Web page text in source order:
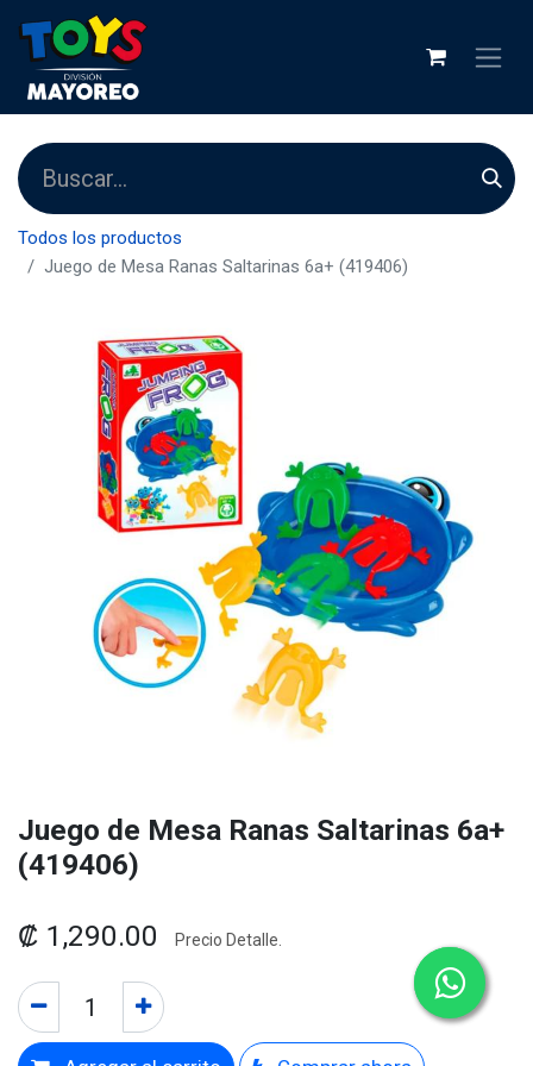
Todos los productos
Juego de Mesa Ranas Saltarinas 6a+ (419406)
Juego de Mesa Ranas Saltarinas 6a+
(419406)
₡ 1,290.00 Precio Detalle.